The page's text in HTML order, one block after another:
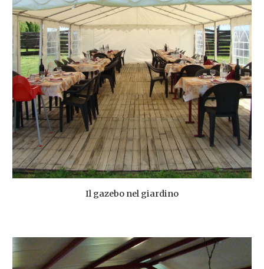
Il gazebo nel giardino